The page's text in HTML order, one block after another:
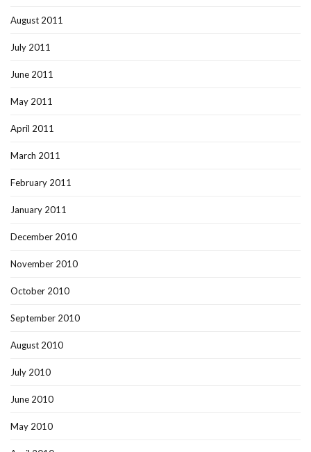
August 2011
July 2011
June 2011
May 2011
April 2011
March 2011
February 2011
January 2011
December 2010
November 2010
October 2010
September 2010
August 2010
July 2010
June 2010
May 2010